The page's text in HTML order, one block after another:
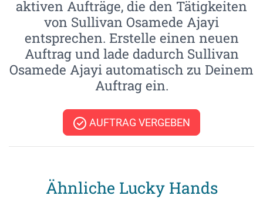
aktiven Aufträge, die den Tätigkeiten
von Sullivan Osamede Ajayi
entsprechen. Erstelle einen neuen
Auftrag und lade dadurch Sullivan
Osamede Ajayi automatisch zu Deinem
Auftrag ein.
AUFTRAG VERGEBEN
Ähnliche Lucky Hands